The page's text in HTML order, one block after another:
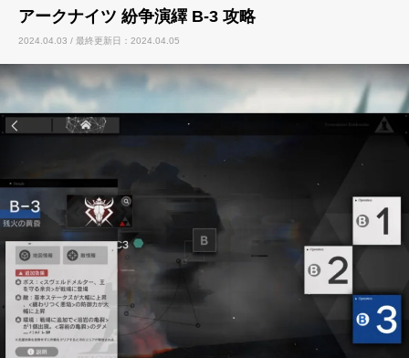
アークナイツ 紛争演繹 B-3 攻略
2024.04.03 / 最終更新日：2024.04.05